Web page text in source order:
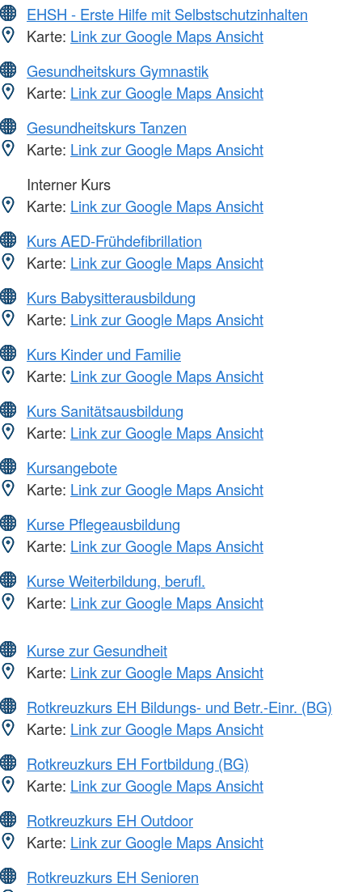
EHSH - Erste Hilfe mit Selbstschutzinhalten
Karte: Link zur Google Maps Ansicht
Gesundheitskurs Gymnastik
Karte: Link zur Google Maps Ansicht
Gesundheitskurs Tanzen
Karte: Link zur Google Maps Ansicht
Interner Kurs
Karte: Link zur Google Maps Ansicht
Kurs AED-Frühdefibrillation
Karte: Link zur Google Maps Ansicht
Kurs Babysitterausbildung
Karte: Link zur Google Maps Ansicht
Kurs Kinder und Familie
Karte: Link zur Google Maps Ansicht
Kurs Sanitätsausbildung
Karte: Link zur Google Maps Ansicht
Kursangebote
Karte: Link zur Google Maps Ansicht
Kurse Pflegeausbildung
Karte: Link zur Google Maps Ansicht
Kurse Weiterbildung, berufl.
Karte: Link zur Google Maps Ansicht
Kurse zur Gesundheit
Karte: Link zur Google Maps Ansicht
Rotkreuzkurs EH Bildungs- und Betr.-Einr. (BG)
Karte: Link zur Google Maps Ansicht
Rotkreuzkurs EH Fortbildung (BG)
Karte: Link zur Google Maps Ansicht
Rotkreuzkurs EH Outdoor
Karte: Link zur Google Maps Ansicht
Rotkreuzkurs EH Senioren